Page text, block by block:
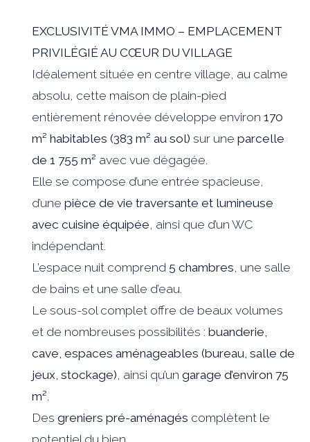
EXCLUSIVITÉ VMA IMMO – EMPLACEMENT
PRIVILÉGIÉ AU CŒUR DU VILLAGE
Idéalement située en centre village, au calme
absolu, cette maison de plain-pied
entièrement rénovée développe environ170
m² habitables (383 m² au sol) sur uneparcelle
de 1 755 m² avec vue dégagée.
Elle se compose d’une entrée spacieuse,
d’unepièce de vie traversante et lumineuse
avec cuisine équipée, ainsi que d’un WC
indépendant.
L’espace nuit comprend 5 chambres, une salle
de bains et une salle d’eau.
Le sous-sol complet offre de beaux volumes
et de nombreuses possibilités :buanderie,
cave, espaces aménageables (bureau, salle de
jeux, stockage), ainsi qu’ungarage d’environ 75
m².
Desgreniers pré-aménagés complètent le
potentiel du bien.